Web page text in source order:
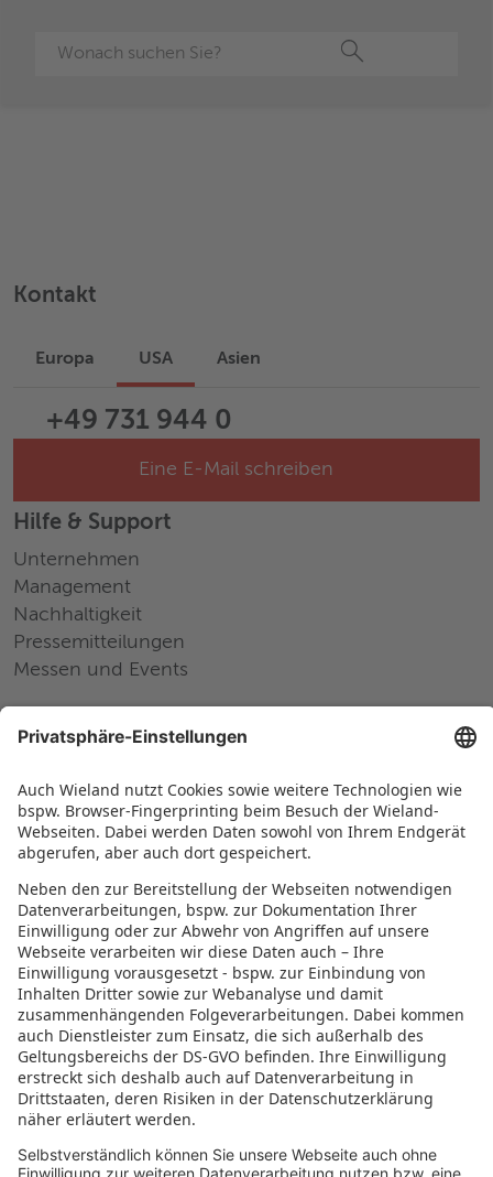
Kontakt
Europa USA Asien
+49 731 944 0
Eine E-Mail schreiben
Hilfe & Support
Unternehmen
Management
Nachhaltigkeit
Pressemitteilungen
Messen und Events
Karriere
Jobs Europa
Jobs Nordamerika
Jobs Asien
RECHTLICHES
Datenschutz
Impressum
Governance
Nutzungsbedingungen